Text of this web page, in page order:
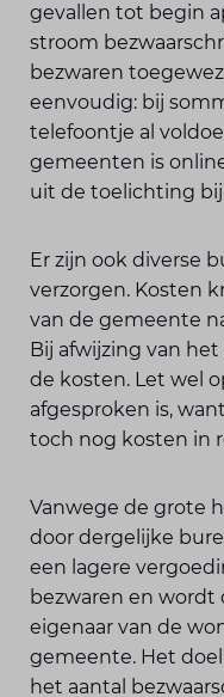
gevallen tot begin
stroom
bezwaren
eenvoudig: bij
telefoontje al
gemeenten is
uit de toelichting
Er zijn ook diverse
verzorgen. Kosten
van de gemeente
Bij afwijzing van
de kosten. Let wel
afgesproken is,
toch nog kosten in
Vanwege de grote
door dergelijke
een lagere
bezwaren en wordt
eigenaar van de
gemeente. Het
het aantal